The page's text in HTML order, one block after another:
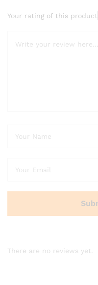
Your rating of this product
There are no reviews yet.